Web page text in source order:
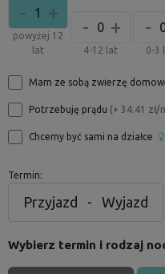
- +
1
powyżej 12
lat
- +
0
4-12 lat
-
0-3
Mam ze sobą zwierzę
Potrzebuję prądu (+ 34.41 zł/
Chcemy być sami na działce
Termin:
Przyjazd - Wyjazd
Wybierz termin i rodzaj